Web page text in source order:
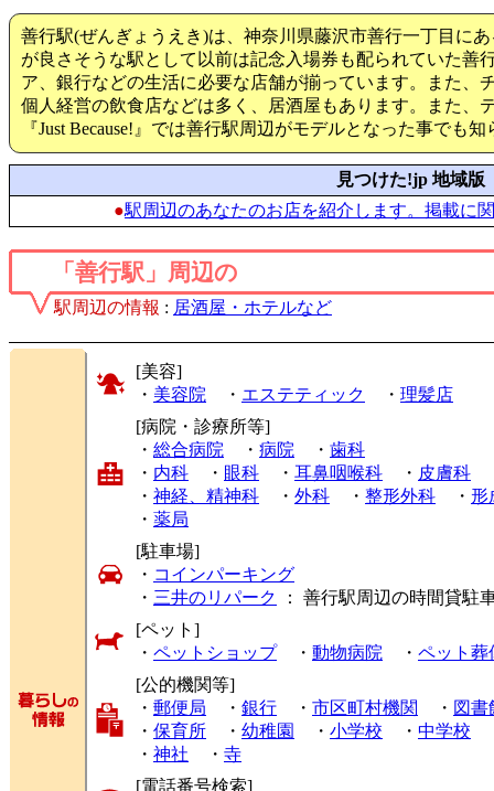
善行駅(ぜんぎょうえき)は、神奈川県藤沢市善行一丁目に
が良さそうな駅として以前は記念入場券も配られていた善
ア、銀行などの生活に必要な店舗が揃っています。また、
個人経営の飲食店などは多く、居酒屋もあります。また、
『Just Because!』では善行駅周辺がモデルとなった事でも
見つけた!jp 地域版
●駅周辺のあなたのお店を紹介します。掲載に
「善行駅」周辺の
駅周辺の情報 : 居酒屋・ホテルなど
[美容]
・ 美容院 ・ エステティック ・ 理髪店
[病院・診療所等]
・ 総合病院 ・ 病院 ・ 歯科
・ 内科 ・ 眼科 ・ 耳鼻咽喉科 ・ 皮膚科
・ 神経、精神科 ・ 外科 ・ 整形外科 ・ 形
・ 薬局
[駐車場]
・ コインパーキング
・ 三井のリパーク
： 善行駅周辺の時間貸駐
[ペット]
・ ペットショップ・ 動物病院 ・ ペット葬
[公的機関等]
・ 郵便局 ・ 銀行 ・ 市区町村機関 ・ 図書
・ 保育所 ・ 幼稚園 ・ 小学校 ・ 中学校
・ 神社 ・ 寺
[電話番号検索]